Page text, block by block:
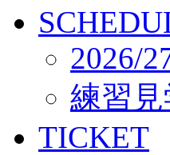
2026/
練習
TICKET